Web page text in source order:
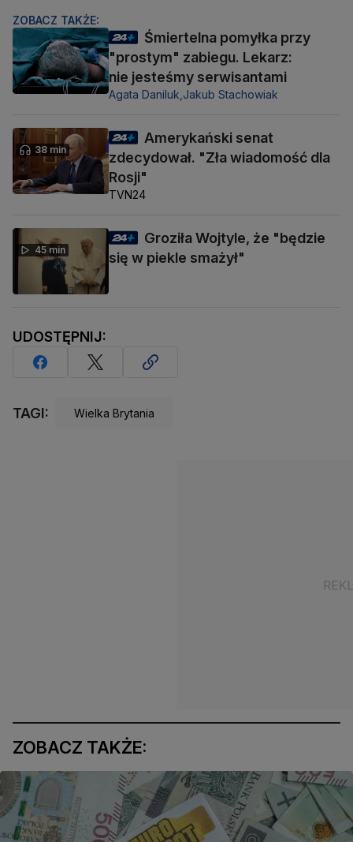
ZOBACZ TAKŻE:
Śmiertelna pomyłka przy
"prostym" zabiegu. Lekarz:
nie jesteśmy serwisantami
Agata Daniluk, Jakub Stachowiak
38 min
Amerykański senat
zdecydował. "Zła wiadomość dla
Rosji"
TVN24
45 min
Groziła Wojtyle, że "będzie
się w piekle smażył"
UDOSTĘPNIJ:
TAGI: Wielka Brytania
ZOBACZ TAKŻE: